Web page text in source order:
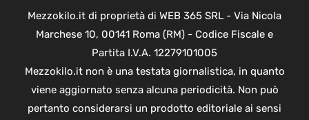
Mezzokilo.it di proprietà di WEB 365 SRL - Via Nicola
Marchese 10, 00141 Roma (RM) - Codice Fiscale e
Partita I.V.A. 12279101005
Mezzokilo.it non è una testata giornalistica, in quanto
viene aggiornato senza alcuna periodicità. Non può
pertanto considerarsi un prodotto editoriale ai sensi